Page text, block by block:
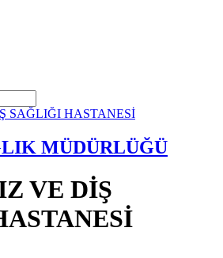
MÜDÜRLÜĞÜ
VE DİŞ